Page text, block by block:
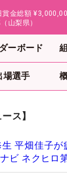
賞金総額
山梨県）
ーボード
場選手
ス】
平畑佳子が
ビ ネクヒロ